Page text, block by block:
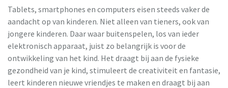
Tablets, smartphones en computers eisen steeds vaker de
aandacht op van kinderen. Niet alleen van tieners, ook van
jongere kinderen. Daar waar buitenspelen, los van ieder
elektronisch apparaat, juist zo belangrijk is voor de
ontwikkeling van het kind. Het draagt bij aan de fysieke
gezondheid van je kind, stimuleert de creativiteit en fantasie,
leert kinderen nieuwe vriendjes te maken en draagt bij aan